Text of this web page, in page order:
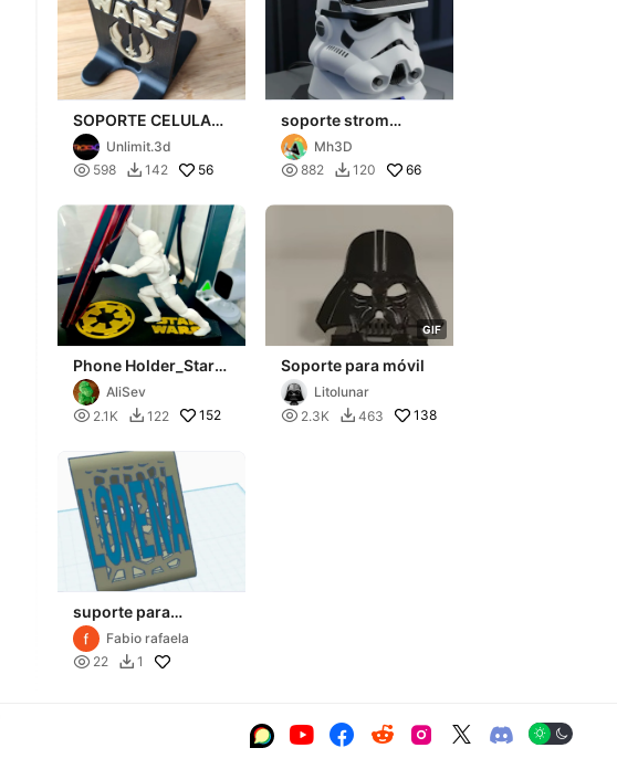
SOPORTE CELULAR
STAR WARS
Unlimit.3d
 598  142 56
soporte strom
trooper
Mh3D
 882  120 66
Phone Holder_Star
Wars Storm
Trooper_Remix
AliSev
 2.1K  122 152
GIF
Soporte para móvil
Litolunar
 2.3K  463 138
suporte para
telemovelFabio rafaela
 22  1
     